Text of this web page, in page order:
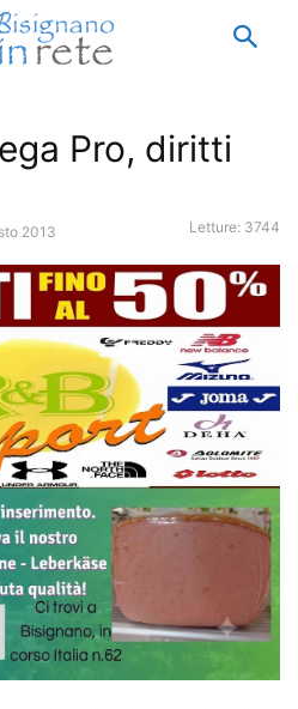
Pro, diritti
2013 Letture: 3744